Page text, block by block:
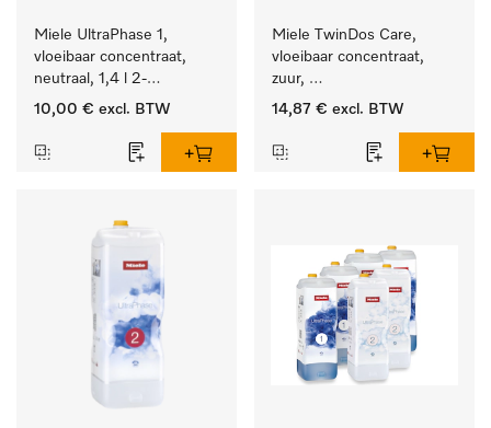
Miele UltraPhase 1,
vloeibaar concentraat,
neutraal, 1,4 l 2-
componentenwasmiddel
wasgoed.
10,00 € excl. BTW
Miele TwinDos Care,
vloeibaar concentraat,
zuur,
1,4 l Reinigingsmiddel
doseersysteem.
14,87 € excl. BTW